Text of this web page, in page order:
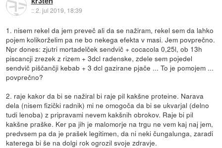
::2. jul 2019, 18:39
1. nisem rekel da jem preveč ali da se nažiram, rekel sem da lahko
pojem kolikorželim pa ne bo nekega efekta v masi. Jem povprečno.
Npr dones: zjutri mortadelček sendvič + cocacola 0,25l, ob 13h
piscancji zrezek z rizem + 3dcl radenske, zdele sem pojedel
sendvič piščančji kebab + 3 dcl gazirane pjače ... To je pomojem ...
povprečno?
2. raje kakor da bi se nažiral bi raje pil kakšne proteine. Narava
dela (nisem fizički radnik) mi ne omogoča da bi se ukvarjal (delno
tudi lenoba) z pripravami nevem kakšnih obrokov. Raje bi pil
kakšne praške. Ker pa jih je malomorje na trgu ne vem kaj naj jem,
predvsem pa da je prašek legitimen, da ni neki čungalunga, zaradi
katerega bi še na dolgi rok ogrozil svoje zdravje.